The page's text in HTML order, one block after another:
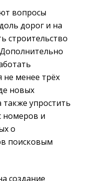
вопросы
дорог и на
строительство
менее трёх
новых
упростить
номеров и
о
поисковым
создание